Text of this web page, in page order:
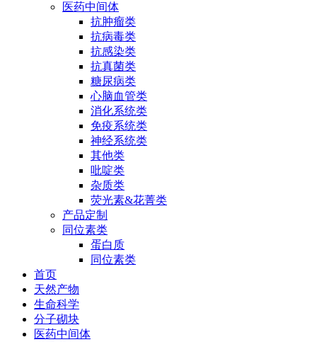
医药中间体
抗肿瘤类
抗病毒类
抗感染类
抗真菌类
糖尿病类
心脑血管类
消化系统类
免疫系统类
神经系统类
其他类
吡啶类
杂质类
荧光素&花菁类
产品定制
同位素类
蛋白质
同位素类
首页
天然产物
生命科学
分子砌块
医药中间体